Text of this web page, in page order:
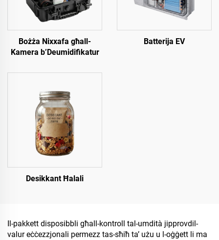
Bożża Nixxafa għall-
Kamera b’Deumidifikatur
Batterija EV
Desikkant Ħalali
Il-pakkett disposibbli għall-kontroll tal-umdità jipprovdil-
valur eċċezzjonali permezz tas-sħiħ ta’ użu u l-oġġett li ma